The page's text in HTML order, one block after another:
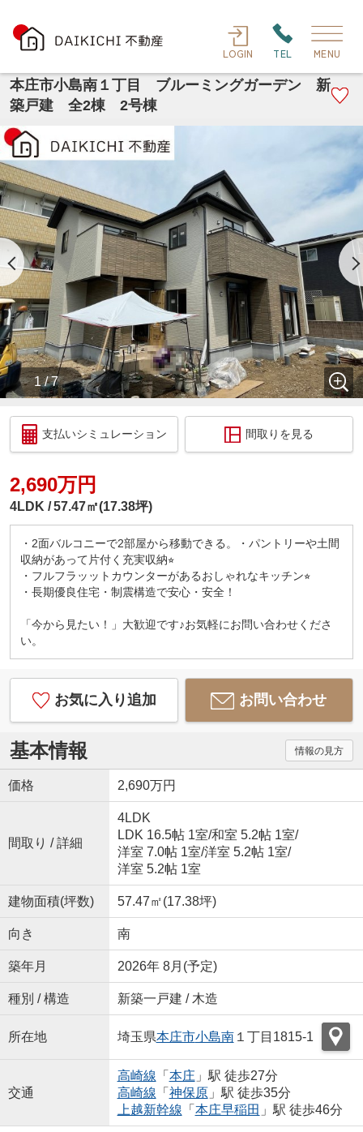
LOGIN TEL MENU
本庄市小島南１丁目 ブルーミングガーデン 新
築戸建 全2棟 2号棟
1 / 7
支払いシミュレーション 間取りを見る
2,690万円
4LDK 57.47㎡(17.38坪)
・2面バルコニーで2部屋から移動できる。・パントリーや土間
収納があって片付く充実収納⭐︎
・フルフラッットカウンターがあるおしゃれなキッチン⭐︎
・長期優良住宅・制震構造で安心・安全！
「今から見たい！」大歓迎です♪お気軽にお問い合わせくださ
い。
お気に入り追加 お問い合わせ
基本情報 情報の見方
価格 2,690万円
間取り / 詳細
4LDK
LDK 16.5帖 1室/和室 5.2帖 1室/
洋室 7.0帖 1室/洋室 5.2帖 1室/
洋室 5.2帖 1室
建物面積(坪数) 57.47㎡(17.38坪)
向き 南
築年月 2026年 8月(予定)
種別 / 構造 新築一戸建 / 木造
所在地 埼玉県本庄市小島南１丁目1815-1
交通
高崎線 「 本庄 」駅 徒歩27分
高崎線 「 神保原」駅 徒歩35分
上越新幹線 「 本庄早稲田 」駅 徒歩46分